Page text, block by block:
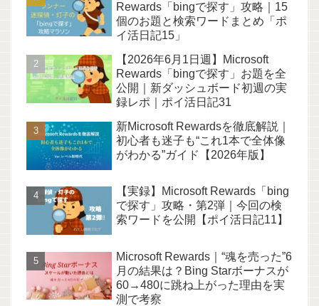
Rewards「bingで探す」攻略｜15
個のお題と検索ワードまとめ「ポ
イ活日記15」
【2026年6月1日週】Microsoft
Rewards「bingで探す」お題を全
公開｜新ダッシュボード初週の実
録レポ｜ポイ活日記31
新Microsoft Rewardsを徹底解説｜
初心者も迷子も“これ1本で全体像
がわかる”ガイド【2026年版】
【実録】Microsoft Rewards「bing
で探す」攻略・第2弾｜今回の検
索ワードを公開【ポイ活日記11】
Microsoft Rewards｜“魂を売った”6
月の結果は？Bing Starボーナスが
60→480に跳ね上がった理由を実
測で考察